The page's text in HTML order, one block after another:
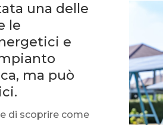
una delle
le
e
ma può
di scoprire come